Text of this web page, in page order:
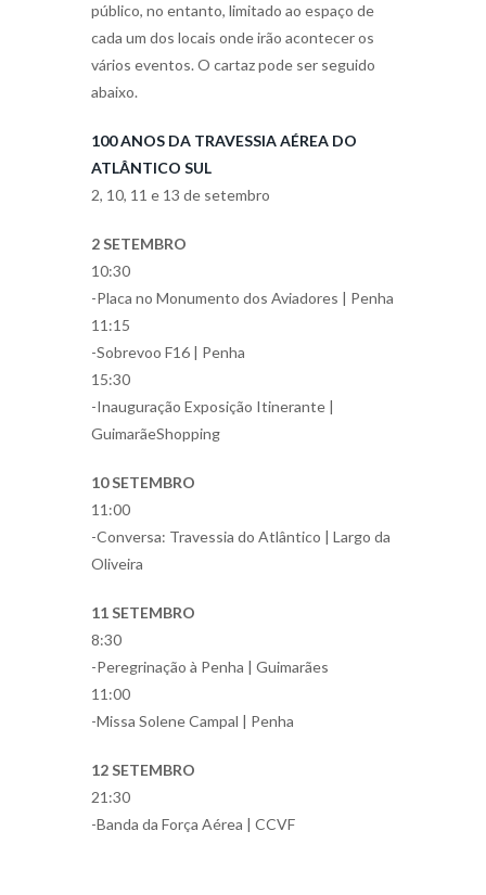
público, no entanto, limitado ao espaço de
cada um dos locais onde irão acontecer os
vários eventos. O cartaz pode ser seguido
abaixo.
100 ANOS DA TRAVESSIA AÉREA DO
ATLÂNTICO SUL
2, 10, 11 e 13 de setembro
2 SETEMBRO
10:30
-Placa no Monumento dos Aviadores | Penha
11:15
-Sobrevoo F16 | Penha
15:30
-Inauguração Exposição Itinerante |
GuimarãeShopping
10 SETEMBRO
11:00
-Conversa: Travessia do Atlântico | Largo da
Oliveira
11 SETEMBRO
8:30
-Peregrinação à Penha | Guimarães
11:00
-Missa Solene Campal | Penha
12 SETEMBRO
21:30
-Banda da Força Aérea | CCVF